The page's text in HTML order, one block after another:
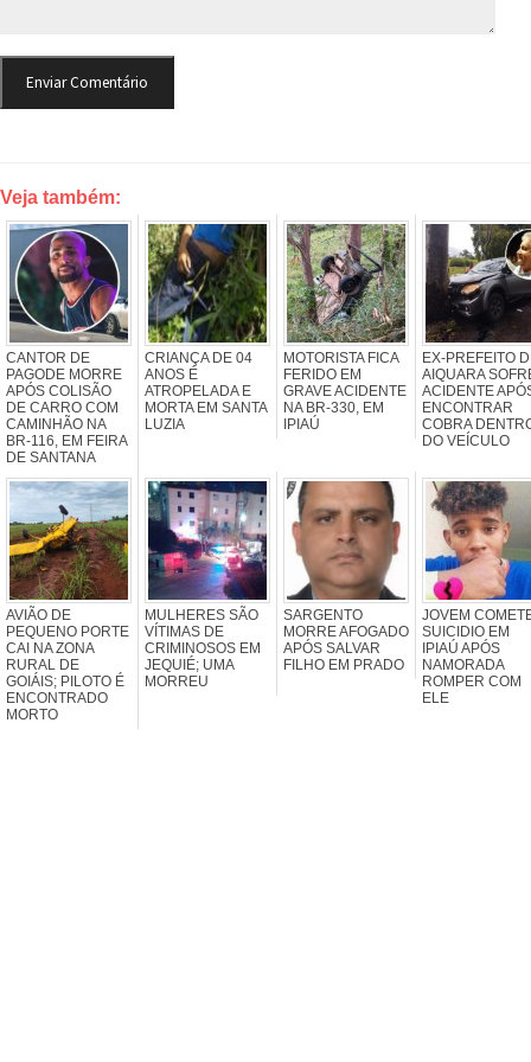
Veja também:
CANTOR DE
PAGODE MORRE
APÓS COLISÃO
DE CARRO COM
CAMINHÃO NA
BR-116, EM FEIRA
DE SANTANA
CRIANÇA DE 04
ANOS É
ATROPELADA E
MORTA EM SANTA
LUZIA
MOTORISTA FICA
FERIDO EM
GRAVE ACIDENTE
NA BR-330, EM
IPIAÚ
EX-PREFEITO
AIQUARA
ACIDENTE
ENCONTRAR
COBRA
DO VEÍCULO
AVIÃO DE
PEQUENO PORTE
CAI NA ZONA
RURAL DE
GOIÁIS; PILOTO É
ENCONTRADO
MORTO
MULHERES SÃO
VÍTIMAS DE
CRIMINOSOS EM
JEQUIÉ; UMA
MORREU
SARGENTO
MORRE AFOGADO
APÓS SALVAR
FILHO EM PRADO
JOVEM
SUICIDIO EM
IPIAÚ APÓS
NAMORADA
ROMPER COM
ELE